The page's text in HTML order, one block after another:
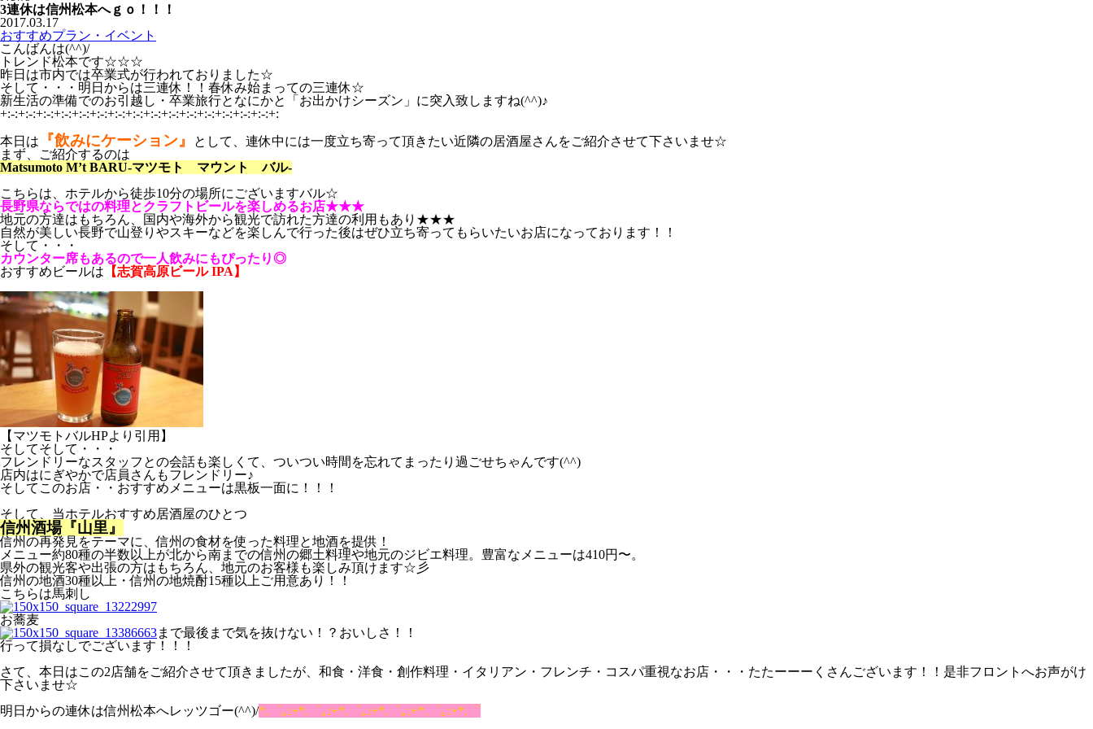
3連休は信州松本へｇｏ！！！
2017.03.17
おすすめプラン・イベント
こんばんは(^^)/
トレンド松本です☆☆☆
昨日は市内では卒業式が行われておりました☆
そして・・・明日からは三連休！！春休み始まっての三連休☆
新生活の準備でのお引越し・卒業旅行となにかと「お出かけシーズン」に突入致しますね(^^)♪
+:-:+:-:+:-:+:-:+:-:+:-:+:-:+:-:+:-:+:-:+:-:+:-:+:-:+:-:+:-:+:
本日は
『飲みにケーション』
として、連休中には一度立ち寄って頂きたい近隣の居酒屋さんをご紹介させて下さいませ☆
まず、ご紹介するのは
Matsumoto M’t BARU-マツモト マウント バル-
こちらは、ホテルから徒歩10分の場所にございますバル☆
長野県ならではの料理とクラフトビールを楽しめるお店★★★
地元の方達はもちろん、国内や海外から観光で訪れた方達の利用もあり★★★
自然が美しい長野で山登りやスキーなどを楽しんで行った後はぜひ立ち寄ってもらいたいお店になっております！！
そして・・・
カウンター席もあるので一人飲みにもぴったり◎
おすすめビールは 【志賀高原ビール IPA】
【マツモトバルHPより引用】
そしてそして・・・
フレンドリーなスタッフとの会話も楽しくて、ついつい時間を忘れてまったり過ごせちゃんです(^^)
店内はにぎやかで店員さんもフレンドリー♪
そしてこのお店・・おすすめメニューは黒板一面に！！！
そして、当ホテルおすすめ居酒屋のひとつ
信州酒場『山里』
信州の再発見をテーマに、信州の食材を使った料理と地酒を提供！
メニュー約80種の半数以上が北から南までの信州の郷土料理や地元のジビエ料理。豊富なメニューは410円〜。
県外の観光客や出張の方はもちろん、地元のお客様も楽しみ頂けます☆彡
信州の地酒30種以上・信州の地焼酎15種以上ご用意あり！！
こちらは馬刺し
お蕎麦
まで最後まで気を抜けない！？おいしさ！！
行って損なしでございます！！！
さて、本日はこの2店舗をご紹介させて頂きましたが、和食・洋食・創作料理・イタリアン・フレンチ・コスパ重視なお店・・・たたーーーくさんございます！！是非フロントへお声がけ
下さいませ☆
明日からの連休は信州松本へレッツゴー(^^)/*.゜｡:+*.゜｡:+*.゜｡:+*.゜｡:+*.゜｡:+*.゜